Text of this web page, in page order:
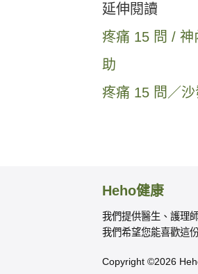
延伸閱讀
疼痛 15 問 / 神
助
疼痛 15 問／
Heho健康
我們提供醫生、護理
我們希望您能喜歡這
Copyright ©2026